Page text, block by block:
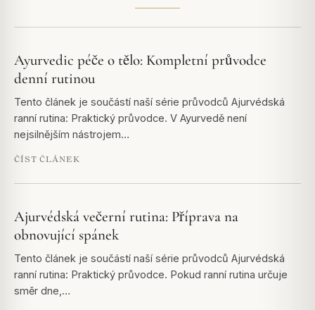
Ayurvedic péče o tělo: Kompletní průvodce
denní rutinou
Tento článek je součástí naší série průvodců Ajurvédská
ranní rutina: Praktický průvodce. V Ayurvedě není
nejsilnějším nástrojem…
ČÍST ČLÁNEK
Ajurvédská večerní rutina: Příprava na
obnovující spánek
Tento článek je součástí naší série průvodců Ajurvédská
ranní rutina: Praktický průvodce. Pokud ranní rutina určuje
směr dne,…